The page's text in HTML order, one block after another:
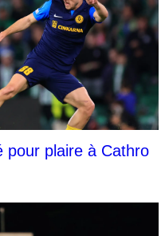
pour plaire à Cathro